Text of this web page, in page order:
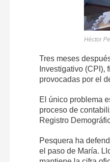
Héctor
Tres meses
Investigativo
provocadas por el
El único problema
proceso de
Registro
Pesquera ha
el paso de María.